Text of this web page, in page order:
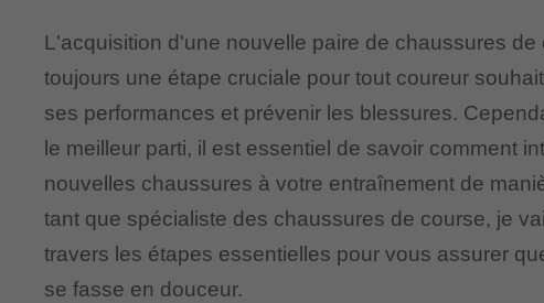
L'acquisition d'une nouvelle paire de chaussures de
toujours une étape cruciale pour tout coureur
ses performances et prévenir les blessures.
le meilleur parti, il est essentiel de savoir comment
nouvelles chaussures à votre entraînement de
tant que spécialiste des chaussures de course, je
travers les étapes essentielles pour vous assurer
se fasse en douceur.